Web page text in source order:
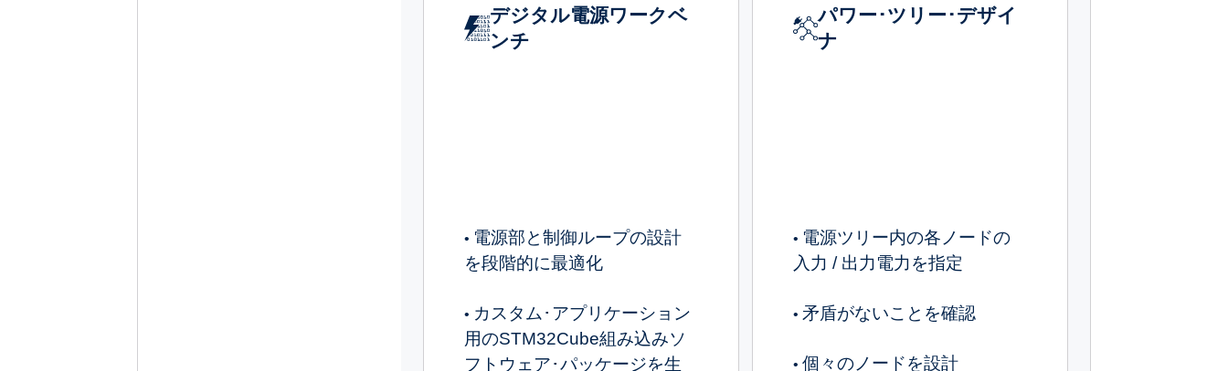
デジタル電源ワークベ
ンチ
• 電源部と制御ループの設計
を段階的に最適化
• カスタム･アプリケーション
用のSTM32Cube組み込みソ
フトウェア･パッケージを生
パワー･ツリー･デザイ
ナ
• 電源ツリー内の各ノードの
入力 / 出力電力を指定
• 矛盾がないことを確認
•個々のノードを設計